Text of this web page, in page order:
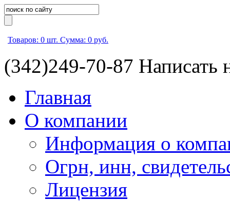
Товаров: 0 шт. Сумма: 0 руб.
(342)249-70-87 Написать
Главная
О компании
Информация о
Огрн, инн,
Лицензия